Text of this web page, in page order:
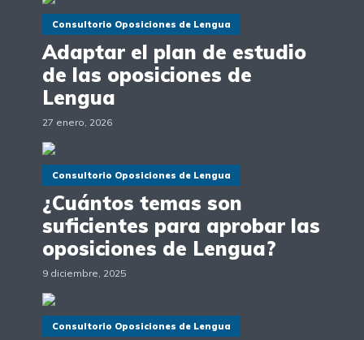
Consultorio Oposiciones de Lengua
Adaptar el plan de estudio
de las oposiciones de
Lengua
27 enero, 2026
Consultorio Oposiciones de Lengua
¿Cuántos temas son
suficientes para aprobar las
oposiciones de Lengua?
9 diciembre, 2025
Consultorio Oposiciones de Lengua